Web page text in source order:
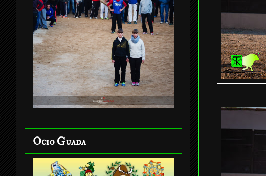
Ocio Guada